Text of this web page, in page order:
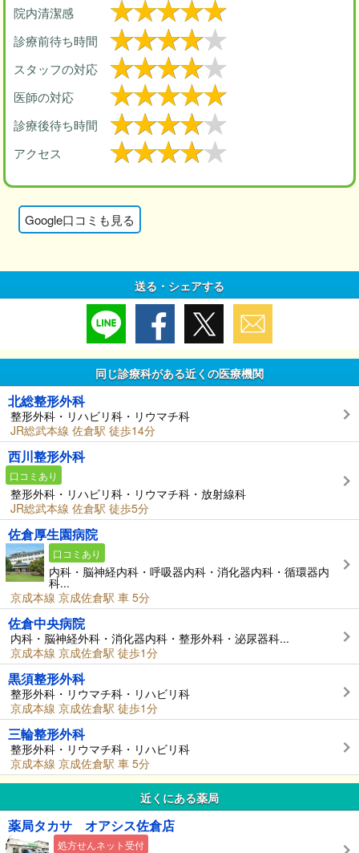
院内清潔感
診療前待ち時間
スタッフの対応
医師の対応
診療後待ち時間
アクセス
Google口コミも見る
送る・シェアする
同じ診療科がある近くの医療機関
北総整形外科
整形外科・リハビリ科・リウマチ科
JR総武本線 佐倉駅 徒歩14分
西川整形外科
口コミあり
整形外科・リハビリ科・リウマチ科・放射線科
JR総武本線 佐倉駅 徒歩5分
佐倉厚生園病院
口コミあり
内科・脳神経内科・呼吸器内科・消化器内科・循環器内
科...
京成本線 京成佐倉駅 車 5分
佐倉中央病院
内科・脳神経外科・消化器内科・整形外科・泌尿器科...
京成本線 京成佐倉駅 徒歩1分
黒須整形外科
整形外科・リウマチ科・リハビリ科
京成本線 京成佐倉駅 徒歩1分
三輪整形外科
整形外科・リウマチ科・リハビリ科
京成本線 京成佐倉駅 車 5分
近くにある薬局
薬局タカサ オアシス佐倉店
処方せんネット受付